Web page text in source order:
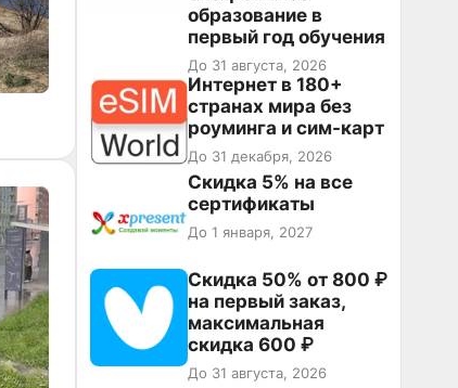
образование в
первый год обучения
До 31 августа, 2026
Интернет в 180+
странах мира без
роуминга и сим-карт
До 31 декабря, 2026
Скидка 5% на все
сертификаты
До 1 января, 2027
Скидка 50% от 800 ₽
на первый заказ,
максимальная
скидка 600 ₽
До 31 августа, 2026